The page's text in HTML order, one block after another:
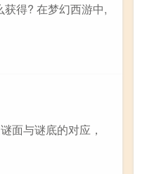
获得? 在梦幻西游中,
面与谜底的对应，